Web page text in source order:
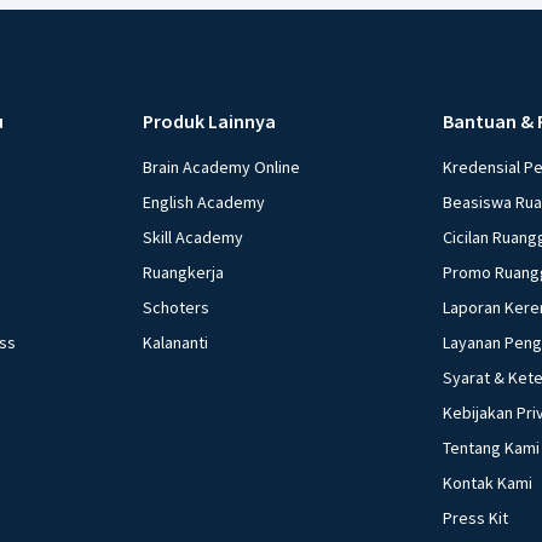
Produk Lainnya
Brain Academy Online
English Academy
Skill Academy
Ruangkerja
Schoters
Kalananti
Bantuan &
Kredensial
Beasiswa
Cicilan
Promo
Laporan
Layanan
Syarat &
Kebijakan
Tentang Kami
Kontak Kami
Press Kit